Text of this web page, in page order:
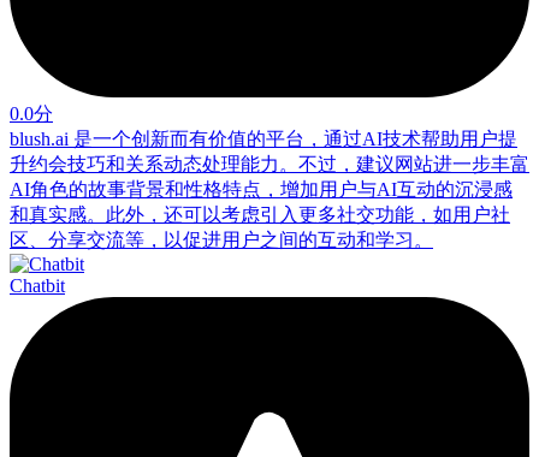
0.0分
blush.ai 是一个创新而有价值的平台，通过AI技术帮助用户提
升约会技巧和关系动态处理能力。不过，建议网站进一步丰富
AI角色的故事背景和性格特点，增加用户与AI互动的沉浸感
和真实感。此外，还可以考虑引入更多社交功能，如用户社
区、分享交流等，以促进用户之间的互动和学习。
Chatbit